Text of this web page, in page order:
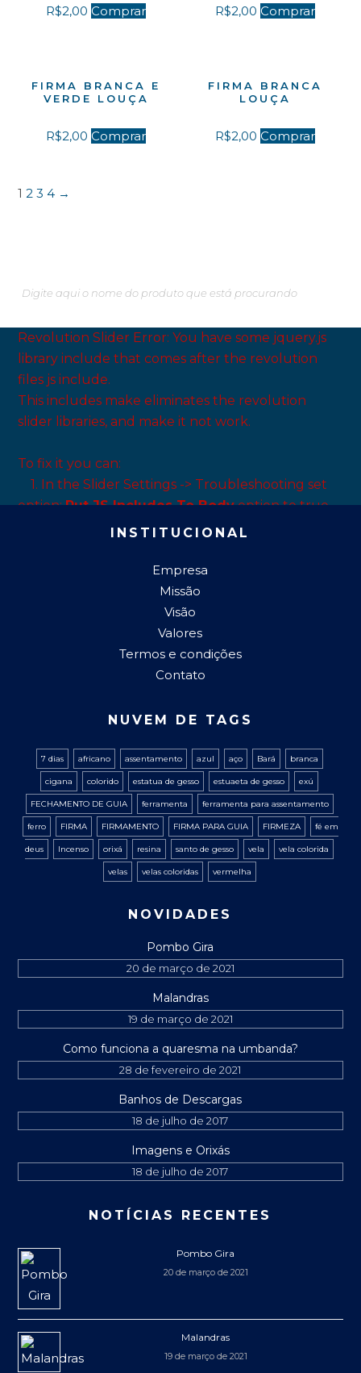
R$2,00 Comprar R$2,00 Comprar
FIRMA BRANCA E
VERDE LOUÇA
R$2,00 Comprar
FIRMA BRANCA
LOUÇA
R$2,00 Comprar
1 2 3 4 →
Revolution Slider Error: You have some jquery.js
library include that comes after the revolution
files js include.
This includes make eliminates the revolution
slider libraries, and make it not work.
To fix it you can:
1. In the Slider Settings -> Troubleshooting set
option:Put JS Includes To Bodyoption to true.
2. Find the double jquery.js include and remove
INSTITUCIONAL
Empresa
Missão
Visão
Valores
Termos e condições
Contato
NUVEM DE TAGS
7 dias africano assentamento azul aço Bará branca
cigana colorido estatua de gesso estuaeta de gesso exú
FECHAMENTO DE GUIA ferramenta ferramenta para assentamento
ferro FIRMA FIRMAMENTO FIRMA PARA GUIA FIRMEZA fé em
deus Incenso orixá resina santo de gesso vela vela colorida
velas velas coloridas vermelha
NOVIDADES
Pombo Gira
20 de março de 2021
Malandras
19 de março de 2021
Como funciona a quaresma na umbanda?
28 de fevereiro de 2021
Banhos de Descargas
18 de julho de 2017
Imagens e Orixás
18 de julho de 2017
NOTÍCIAS RECENTES
Pombo Gira
20 de março de 2021
Malandras
19 de março de 2021